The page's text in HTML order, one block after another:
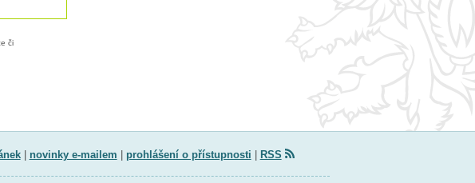
či
| novinky e-mailem prohlášení o přístupnosti RSS